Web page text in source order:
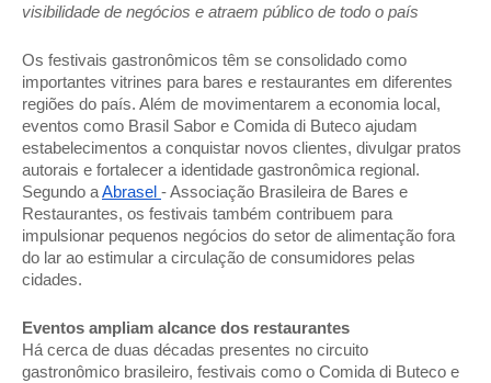
visibilidade de negócios e atraem público de todo o país
Os festivais gastronômicos têm se consolidado como
importantes vitrines para bares e restaurantes em diferentes
regiões do país. Além de movimentarem a economia local,
eventos como Brasil Sabor e Comida di Buteco ajudam
estabelecimentos a conquistar novos clientes, divulgar pratos
autorais e fortalecer a identidade gastronômica regional.
Segundo a Abrasel - Associação Brasileira de Bares e
Restaurantes, os festivais também contribuem para
impulsionar pequenos negócios do setor de alimentação fora
do lar ao estimular a circulação de consumidores pelas
cidades.
Eventos ampliam alcance dos restaurantes
Há cerca de duas décadas presentes no circuito
gastronômico brasileiro, festivais como o Comida di Buteco e